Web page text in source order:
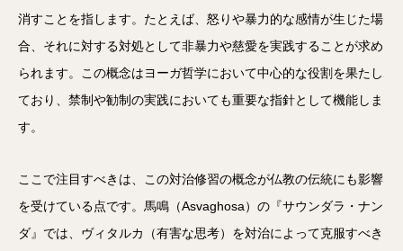
消すことを指します。たとえば、怒りや暴力的な感情が生じた場
合、それに対する対処として非暴力や慈愛を実践することが求め
られます。この概念はヨーガ哲学において中心的な役割を果たし
ており、禁制や勧制の実践においても重要な指針として機能しま
す。
ここで注目すべきは、この対治修習の概念が仏教の伝統にも影響
を受けている点です。馬鳴（Asvaghosa）の『サウンダラ・ナン
ダ』では、ヴィタルカ（有害な思考）を対治によって克服すべき